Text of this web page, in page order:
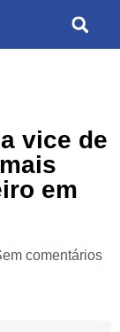
vice de
em
comentários